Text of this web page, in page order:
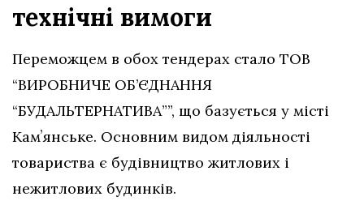
технічні вимоги
Переможцем в обох тендерах стало ТОВ
“ВИРОБНИЧЕ ОБ’ЄДНАННЯ
“БУДАЛЬТЕРНАТИВА””, що базується у місті
Камʼянське. Основним видом діяльності
товариства є будівництво житлових і
нежитлових будинків.